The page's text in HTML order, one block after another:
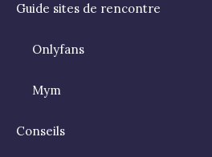
Guide sites de rencontre
Onlyfans
Mym
Conseils